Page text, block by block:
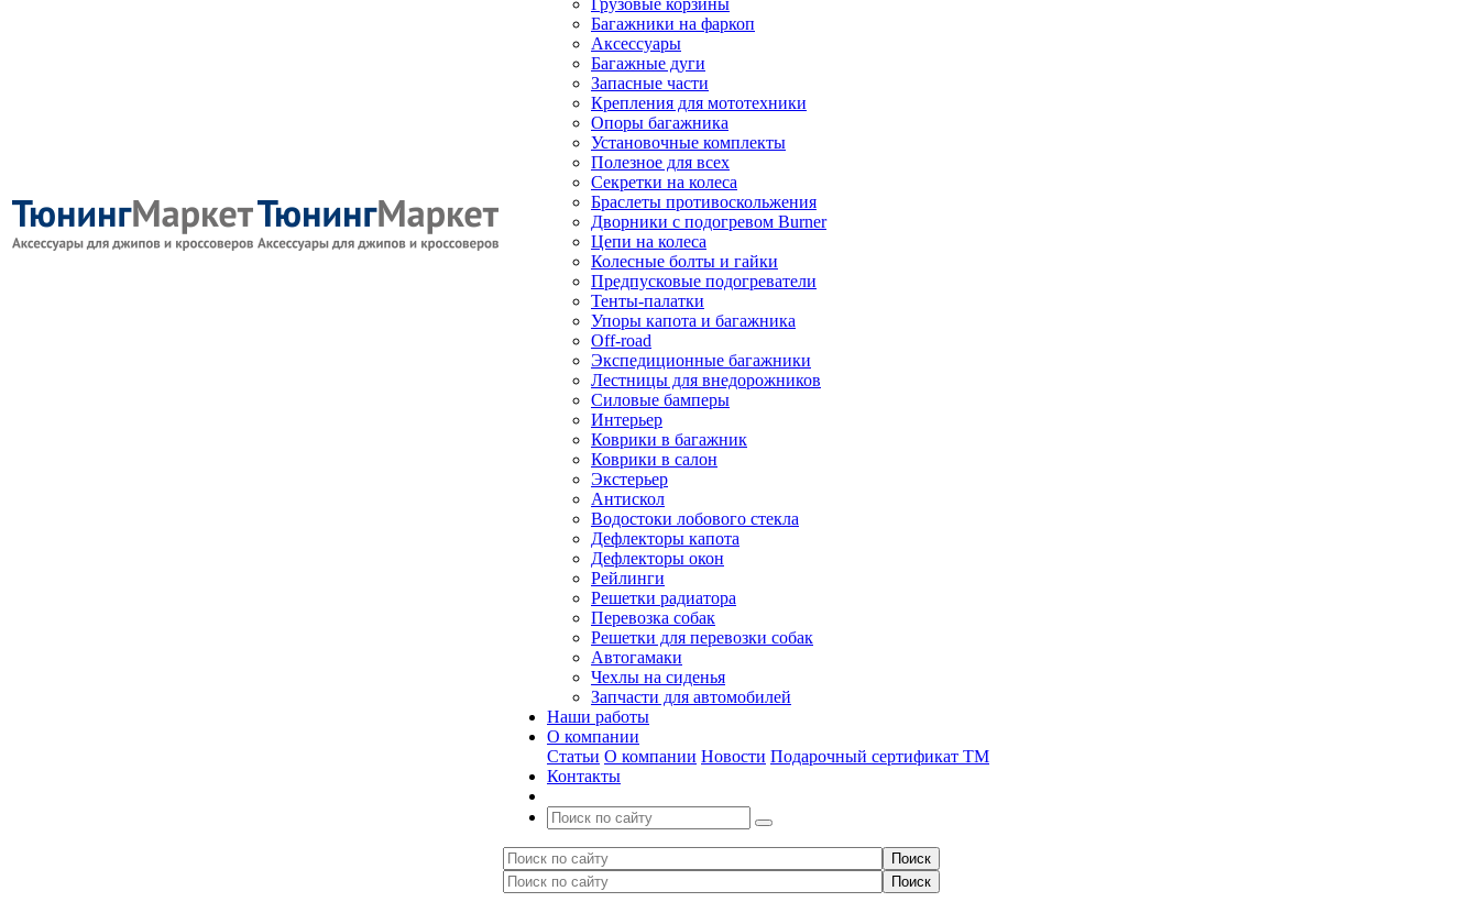
Грузовые корзины
Багажники на фаркоп
Аксессуары
Багажные дуги
Запасные части
Крепления для мототехники
Опоры багажника
Установочные комплекты
Полезное для всех
Секретки на колеса
Браслеты противоскольжения
Дворники с подогревом Burner
Цепи на колеса
Колесные болты и гайки
Предпусковые подогреватели
Тенты-палатки
Упоры капота и багажника
Off-road
Экспедиционные багажники
Лестницы для внедорожников
Силовые бамперы
Интерьер
Коврики в багажник
Коврики в салон
Экстерьер
Антискол
Водостоки лобового стекла
Дефлекторы капота
Дефлекторы окон
Рейлинги
Решетки радиатора
Перевозка собак
Решетки для перевозки собак
Автогамаки
Чехлы на сиденья
Запчасти для автомобилей
Наши работы
О компании
Статьи О компании Новости Подарочный сертификат ТМ
Контакты